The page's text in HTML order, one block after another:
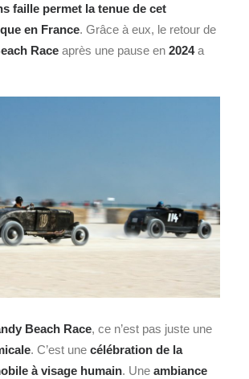
faille permet la tenue de cet
en France. Grâce à eux, le retour de
Race après une pause en 2024a
Beach Race, ce n’est pas juste une
. C’est une célébration de la
à visage humain. Une ambiance